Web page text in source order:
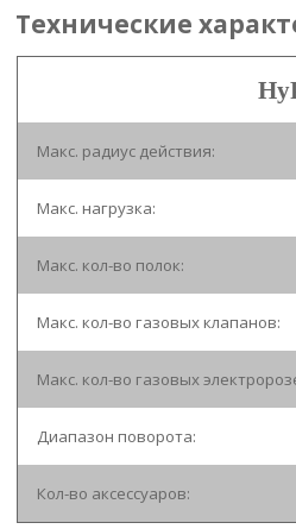
Технические
Макс. радиус действия:
Макс. нагрузка:
Макс. кол-во полок:
Макс. кол-во газовых клапанов:
Макс. кол-во газовых
Диапазон поворота:
Кол-во аксессуаров: